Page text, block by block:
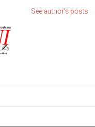
See author's posts